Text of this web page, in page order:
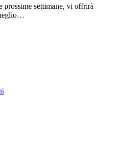
settimane, vi offrirà